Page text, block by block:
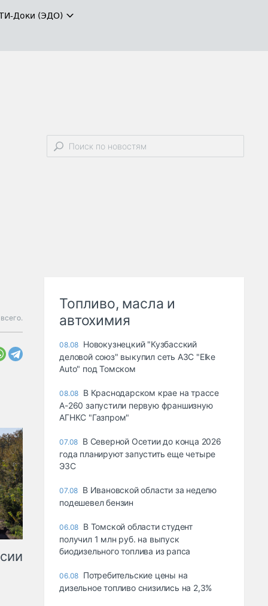
Доки (ЭДО)
Топливо, масла и
автохимия
08.08 Новокузнецкий "Кузбасский
деловой союз" выкупил сеть АЗС "Elke
Auto" под Томском
08.08 В Краснодарском крае на трассе
А-260 запустили первую франшизную
АГНКС "Газпром"
07.08 В Северной Осетии до конца 2026
года планируют запустить еще четыре
ЭЗС
07.08 В Ивановской области за неделю
подешевел бензин
06.08 В Томской области студент
получил 1 млн руб. на выпуск
биодизельного топлива из рапса
06.08 Потребительские цены на
дизельное топливо снизились на 2,3%